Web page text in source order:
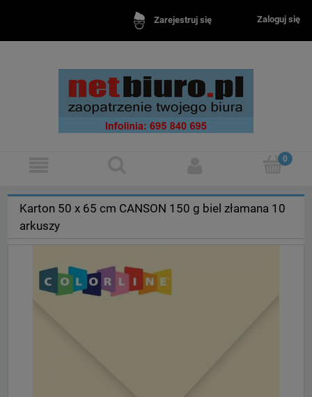
Zarejestruj się Zaloguj się
Karton 50 x 65 cm CANSON 150 g biel złamana 10
arkuszy